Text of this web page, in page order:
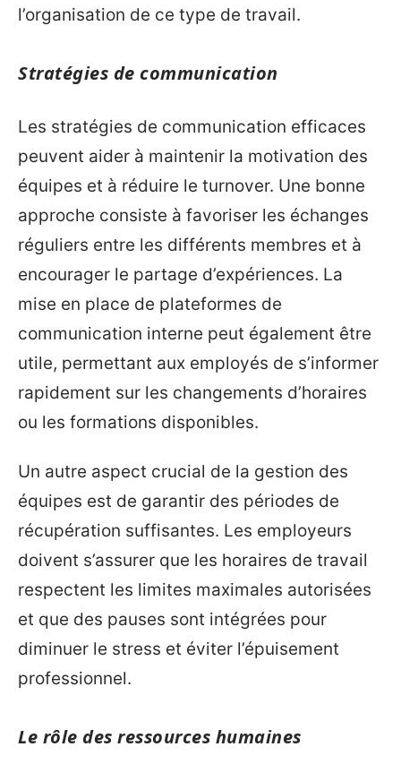
l’organisation de ce type de travail.
Stratégies de communication
Les stratégies de communication efficaces
peuvent aider à maintenir la motivation des
équipes et à réduire le turnover. Une bonne
approche consiste à favoriser les échanges
réguliers entre les différents membres et à
encourager le partage d’expériences. La
mise en place de plateformes de
communication interne peut également être
utile, permettant aux employés de s’informer
rapidement sur les changements d’horaires
ou les formations disponibles.
Un autre aspect crucial de la gestion des
équipes est de garantir des périodes de
récupération suffisantes. Les employeurs
doivent s’assurer que les horaires de travail
respectent les limites maximales autorisées
et que des pauses sont intégrées pour
diminuer le stress et éviter l’épuisement
professionnel.
Le rôle des ressources humaines